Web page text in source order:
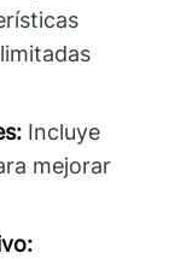
Incluye
mejorar